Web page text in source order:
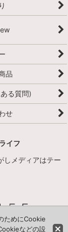
品
る質問)
せ
イフ
しメディアはテー
ためにCookie
などの設